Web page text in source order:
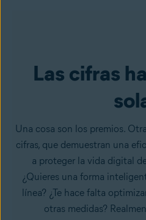
Las cifras
Una cosa son los premios.
cifras, que demuestran una
a proteger la vida digital
¿Quieres una forma
línea? ¿Te hace falta
otras medidas?